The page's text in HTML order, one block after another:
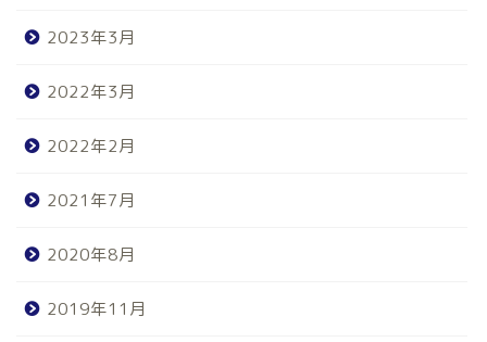
2023年3月
2022年3月
2022年2月
2021年7月
2020年8月
2019年11月